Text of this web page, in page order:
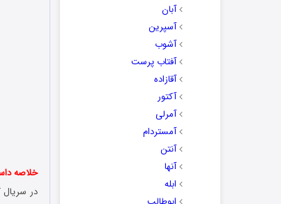
آبان
آسپرین
آشوب
آفتاب پرست
آقازاده
آکتور
آمرلی
آمستردام
آنتن
آنها
ابله
خلاصه